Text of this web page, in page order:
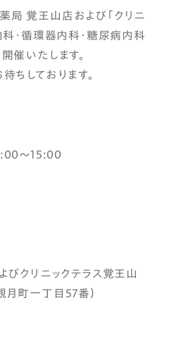
局 覚王山店および「クリニ
科・循環器内科・糖尿病内科
催いたします。
ちしております。
～15:00
びクリニックテラス覚王山
月町一丁目57番）